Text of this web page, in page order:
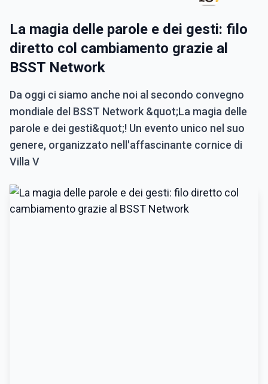
La magia delle parole e dei gesti: filo
diretto col cambiamento grazie al
BSST Network
Da oggi ci siamo anche noi al secondo convegno
mondiale del BSST Network &quot;La magia delle
parole e dei gesti&quot;! Un evento unico nel suo
genere, organizzato nell'affascinante cornice di
Villa V